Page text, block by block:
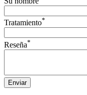
Tratamiento*
Reseña*
Enviar